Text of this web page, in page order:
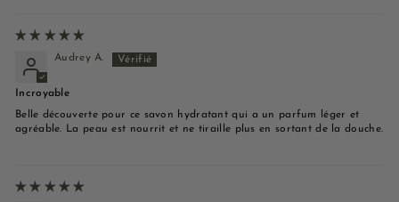
Audrey A.
Incroyable
Belle découverte pour ce savon hydratant qui a un parfum léger et
agréable. La peau est nourrit et ne tiraille plus en sortant de la douche.